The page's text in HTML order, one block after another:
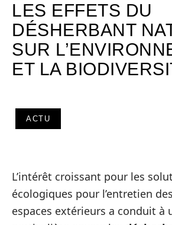
LES EFFETS DU
DÉSHERBANT
SUR
ET LA
ACTU
L’intérêt croissant pour les
écologiques pour l’entretien
espaces extérieurs a conduit à